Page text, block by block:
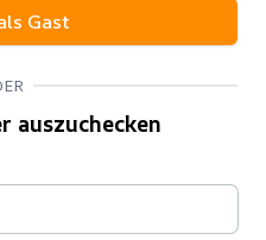
Gast
auszuchecken